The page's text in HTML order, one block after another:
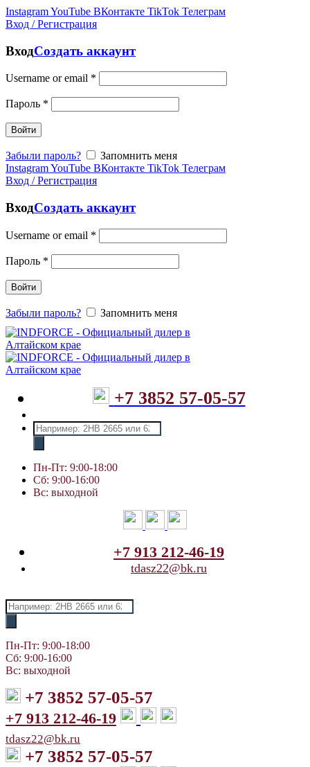
InstagramYouTube ВКонтакте TikTok Телеграм
Вход / Регистрация
ВходСоздать аккаунт
Username or email *
Пароль *
Войти
Забыли пароль?
Запомнить меня
InstagramYouTube ВКонтакте TikTok Телеграм
Вход / Регистрация
ВходСоздать аккаунт
Username or email *
Пароль *
Войти
Забыли пароль? Запомнить меня
+7 3852 57-05-57
Поиск
товаров
Пн-Пт: 9:00-18:00
Сб: 9:00-16:00
Вс: выходной
+7 913 212-46-19
tdasz22@bk.ru
Поиск
товаров
Пн-Пт: 9:00-18:00
Сб: 9:00-16:00
Вс: выходной
+7 3852 57-05-57
+7 913 212-46-19
tdasz22@bk.ru
+7 3852 57-05-57